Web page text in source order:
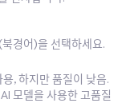
경어)을 선택하세요.
, 하지만 품질이 낮음.
모델을 사용한 고품질